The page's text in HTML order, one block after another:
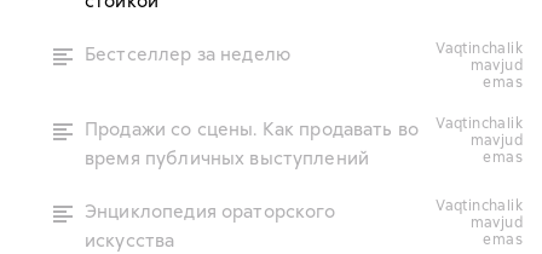
Бестселлер за неделю
vaqtinchalik
mavjud
emas
Продажи со сцены. Как продавать во
время публичных выступлений
vaqtinchalik
mavjud
emas
Энциклопедия ораторского
искусства
vaqtinchalik
mavjud
emas